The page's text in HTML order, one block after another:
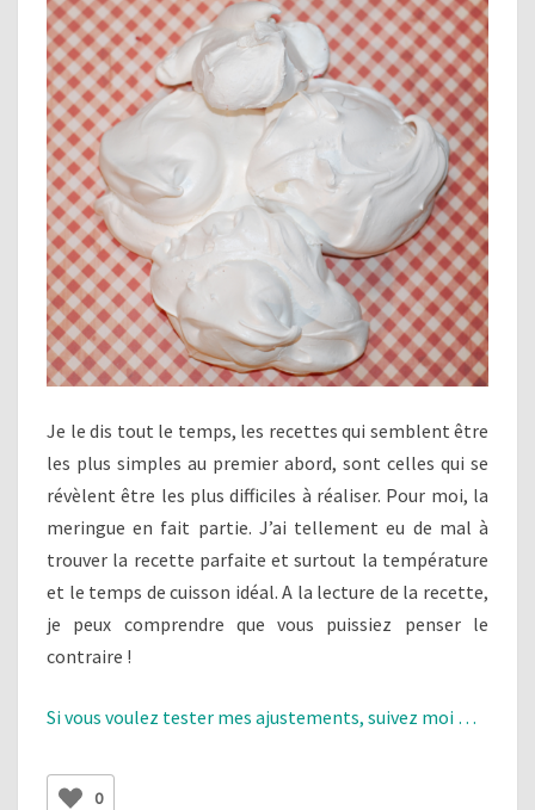
Je le dis tout le temps, les recettes qui semblent être
les plus simples au premier abord, sont celles qui se
révèlent être les plus difficiles à réaliser. Pour moi, la
meringue en fait partie. J’ai tellement eu de mal à
trouver la recette parfaite et surtout la température
et le temps de cuisson idéal. A la lecture de la recette,
je peux comprendre que vous puissiez penser le
contraire !
Si vous voulez tester mes ajustements, suivez moi …
0